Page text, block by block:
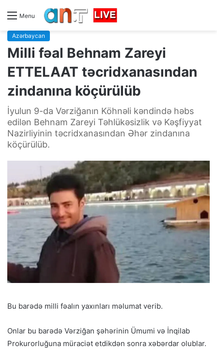
Menu
Azərbaycan
Milli fəal Behnam Zareyi
ETTELAAT təcridxanasından
zindanına köçürülüb
İyulun 9-da Vərziğanın Köhnəli kəndində həbs
edilən Behnam Zareyi Təhlükəsizlik və Kəşfiyyat
Nazirliyinin təcridxanasından Əhər zindanına
köçürülüb.
Bu barədə milli fəalın yaxınları məlumat verib.
Onlar bu barədə Vərziğan şəhərinin Ümumi və İnqilab
Prokurorluğuna müraciət etdikdən sonra xəbərdar olublar.